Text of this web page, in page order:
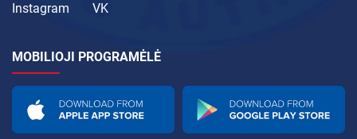
Instagram
VK
MOBILIOJI PROGRAMĖLĖ